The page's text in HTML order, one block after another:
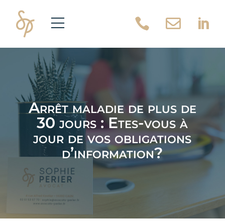
  
Arrêt maladie de plus de
30 jours : Etes-vous à
jour de vos obligations
d’information?